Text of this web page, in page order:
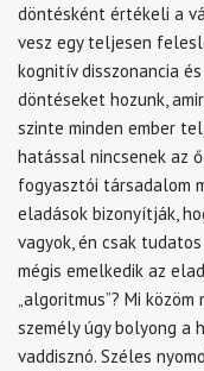
döntésként értékeli a
vesz egy teljesen
kognitív disszonancia
döntéseket hozunk,
szinte minden ember
hatással nincsenek az
fogyasztói társadalom
eladások bizonyítják,
vagyok, én csak
mégis emelkedik az
„algoritmus”? Mi
személy úgy bolyong a
vaddisznó. Széles